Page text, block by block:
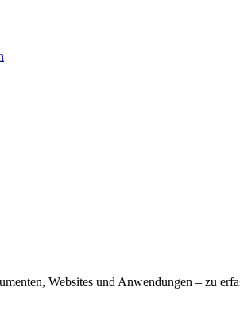
Websites und Anwendungen – zu